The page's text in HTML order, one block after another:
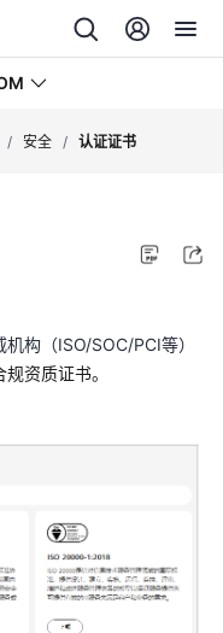
/ 安全 / 认证证书
构（ISO/SOC/PCI等）
规资质证书。